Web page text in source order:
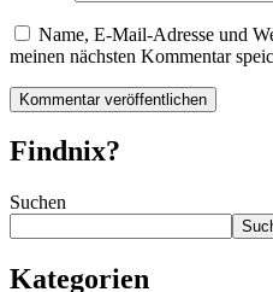
Name, E-Mail-Adresse und
meinen nächsten Kommentar
Findnix?
Suchen
Kategorien